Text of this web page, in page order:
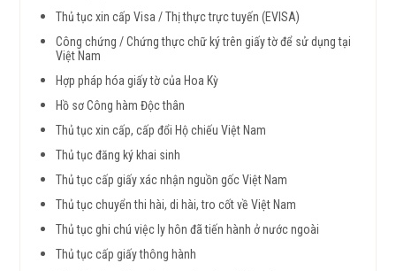
Thủ tục xin cấp Visa / Thị thực trực tuyến (EVISA)
Công chứng / Chứng thực chữ ký trên giấy tờ để sử dụng tại
Việt Nam
Hợp pháp hóa giấy tờ của Hoa Kỳ
Hồ sơ Công hàm Độc thân
Thủ tục xin cấp, cấp đổi Hộ chiếu Việt Nam
Thủ tục đăng ký khai sinh
Thủ tục cấp giấy xác nhận nguồn gốc Việt Nam
Thủ tục chuyển thi hài, di hài, tro cốt về Việt Nam
Thủ tục ghi chú việc ly hôn đã tiến hành ở nước ngoài
Thủ tục cấp giấy thông hành